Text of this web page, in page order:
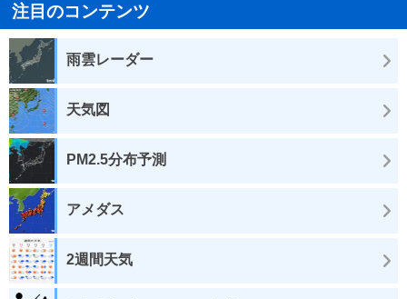
注目のコンテンツ
雨雲レーダー
天気図
PM2.5分布予測
アメダス
2週間天気